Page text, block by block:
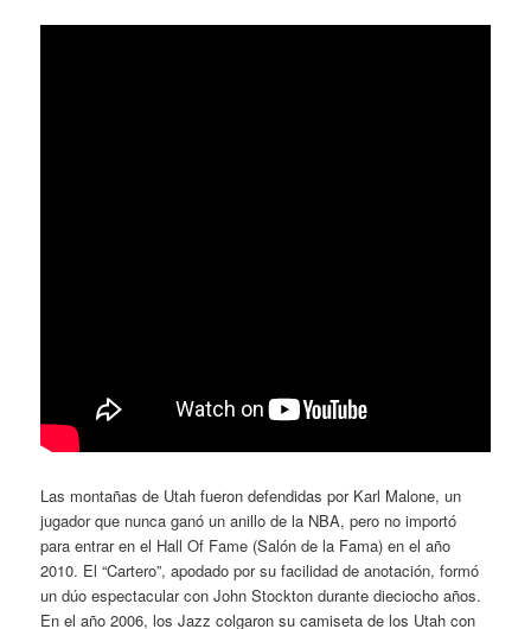
Las montañas de Utah fueron defendidas por Karl Malone, un
jugador que nunca ganó un anillo de la NBA, pero no importó
para entrar en el Hall Of Fame (Salón de la Fama) en el año
2010. El “Cartero”, apodado por su facilidad de anotación, formó
un dúo espectacular con John Stockton durante dieciocho años.
En el año 2006, los Jazz colgaron su camiseta de los Utah con